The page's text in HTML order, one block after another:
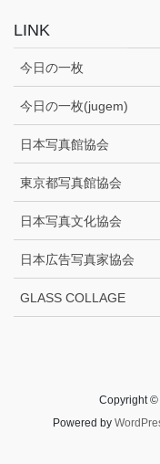
LINK
今日の一枚
今日の一枚(jugem)
日本写真館協会
東京都写真館協会
日本写真文化協会
日本広告写真家協会
GLASS COLLAGE
Copyright ©
Powered by